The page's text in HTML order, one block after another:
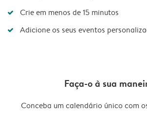
Crie em menos de 15 minutos
Adicione os seus eventos
Faça-o à sua
Conceba um calendário único com